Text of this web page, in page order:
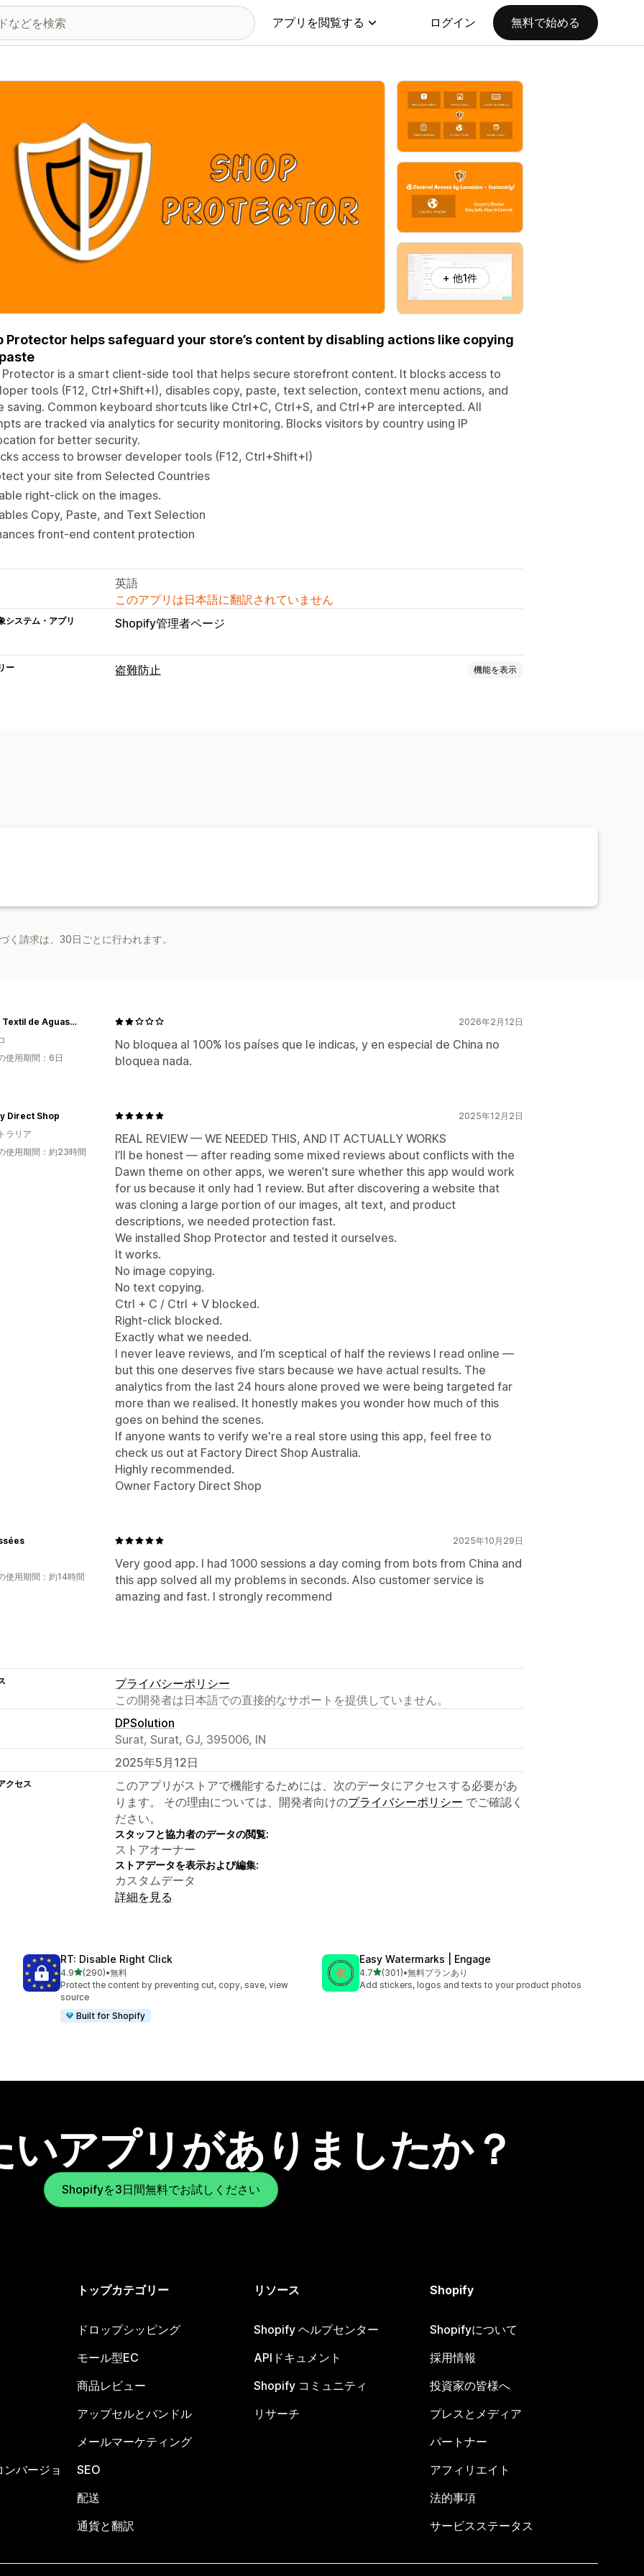
アプリを閲覧する ログイン 無料で始める
画像ギャラリー
+ 他1件
Protector helps safeguard your store’s content by disabling actions like copying
Protector is a smart client-side tool that helps secure storefront content. It blocks access to
tools (F12, Ctrl+Shift+I), disables copy, paste, text selection, context menu actions, and
saving. Common keyboard shortcuts like Ctrl+C, Ctrl+S, and Ctrl+P are intercepted. All
are tracked via analytics for security monitoring. Blocks visitors by country using IP
for better security.
access to browser developer tools (F12, Ctrl+Shift+I)
your site from Selected Countries
right-click on the images.
Copy, Paste, and Text Selection
front-end content protection
英語
このアプリは日本語に翻訳されていません
システム・アプリ Shopify管理者ページ
ー 盗難防止 機能を表示
く請求は、30日ごとに行われます。
2026年2月12日
No bloquea al 100% los países que le indicas, y en especial de China no
bloquea nada.
Grupo Textil de Aguascalientes
使用期間：6日
2025年12月2日
REAL REVIEW — WE NEEDED THIS, AND IT ACTUALLY WORKS
I’ll be honest — after reading some mixed reviews about conflicts with the
Dawn theme on other apps, we weren’t sure whether this app would work
for us because it only had 1 review. But after discovering a website that
was cloning a large portion of our images, alt text, and product
descriptions, we needed protection fast.
We installed Shop Protector and tested it ourselves.
It works.
No image copying.
No text copying.
Ctrl + C / Ctrl + V blocked.
Right-click blocked.
Exactly what we needed.
I never leave reviews, and I’m sceptical of half the reviews I read online —
but this one deserves five stars because we have actual results. The
analytics from the last 24 hours alone proved we were being targeted far
more than we realised. It honestly makes you wonder how much of this
goes on behind the scenes.
If anyone wants to verify we're a real store using this app, feel free to
check us out at Factory Direct Shop Australia.
Highly recommended.
Owner Factory Direct Shop
Direct Shop
ラリア
使用期間：約23時間
2025年10月29日
Very good app. I had 1000 sessions a day coming from bots from China and
this app solved all my problems in seconds. Also customer service is
amazing and fast. I strongly recommend
使用期間：約14時間
プライバシーポリシー
この開発者は日本語での直接的なサポートを提供していません。
DPSolution
Surat, Surat, GJ, 395006, IN
2025年5月12日
クセス
このアプリがストアで機能するためには、次のデータにアクセスする必要があ
ります。 その理由については、開発者向けのプライバシーポリシー でご確認く
ださい。
スタッフと協力者のデータの閲覧:
ストアオーナー
ストアデータを表示および編集:
カスタムデータ
詳細を見る
RT: Disable Right Click
4.95つ星中
(290)
合計レビュー数：290件
•無料
Protect the content by preventing cut, copy, save, view
source
Built for Shopify
Easy Watermarks | Engage
4.75つ星中
(301)
合計レビュー数：301件
•無料プランあり
Add stickers, logos and texts to your product photos
アプリがありましたか？
Shopifyを3日間無料でお試しください
バージョ
トップカテゴリー
ドロップシッピング
モール型EC
商品レビュー
アップセルとバンドル
メールマーケティング
SEO
配送
通貨と翻訳
リソース
Shopify ヘルプセンター
APIドキュメント
Shopify コミュニティ
リサーチ
Shopify
Shopifyについて
採用情報
投資家の皆様へ
プレスとメディア
パートナー
アフィリエイト
法的事項
サービスステータス